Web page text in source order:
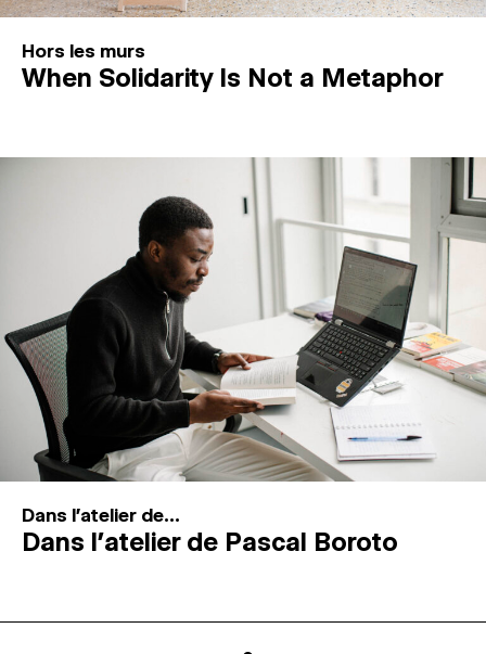
Hors les murs
When Solidarity Is Not a Metaphor
Dans l'atelier de...
Dans l’atelier de Pascal Boroto